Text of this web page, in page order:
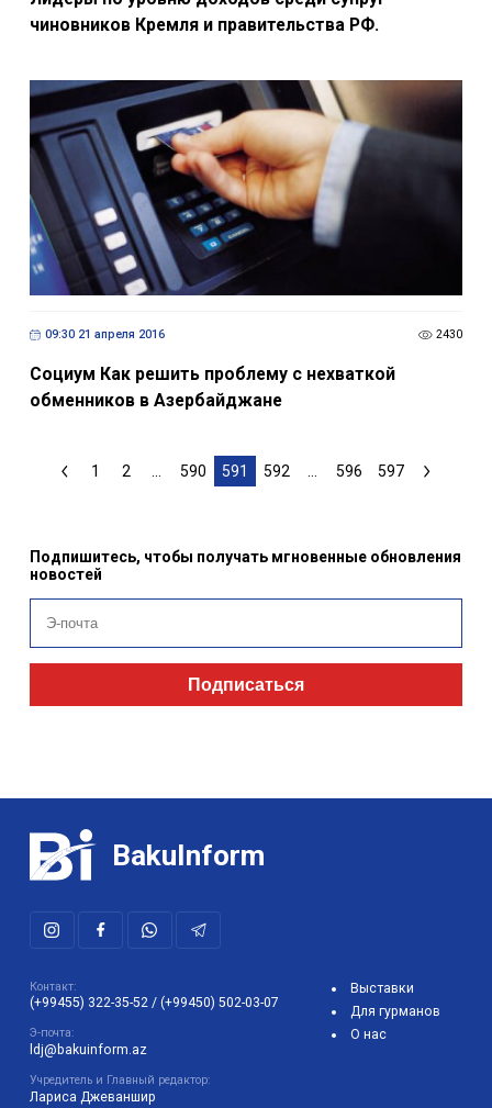
чиновников Кремля и правительства РФ.
09:30 21 апреля 2016 2430
Социум Как решить проблему с нехваткой
обменников в Азербайджане
1 2 ... 590 591 592 ... 596 597
Подпишитесь, чтобы получать мгновенные обновления
новостей
Подписаться
BakuInform
Контакт:
(+99455) 322-35-52/ (+99450) 502-03-07
Э-почта:
ldj@bakuinform.az
Учредитель и Главный редактор:
Лариса Джеваншир
Выставки
Для гурманов
О нас